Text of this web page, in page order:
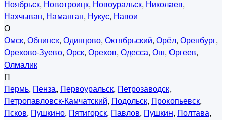
Ноябрьск, Новотроицк, Новоуральск, Николаев,
Нахчыван, Наманган, Нукус, Навои
О
Омск, Обнинск, Одинцово, Октябрьский, Орёл, Оренбург,
Орехово-Зуево, Орск, Орехов, Одесса, Ош, Оргеев,
Олмалик
П
Пермь, Пенза, Первоуральск, Петрозаводск,
Петропавловск-Камчатский, Подольск, Прокопьевск,
Псков, Пушкино, Пятигорск, Павлов, Пушкин, Полтава,